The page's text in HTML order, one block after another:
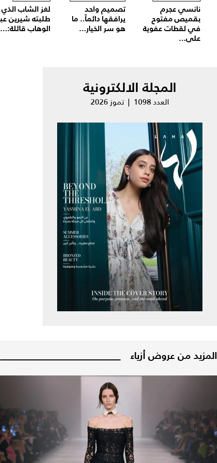
نانسي عجرم
بقميص مفتوح
في لقطات عفوية
على...
تصميم واحد
يرافقها دائماً.. ما
هو سر الخيار...
لغز الشاب الذي
طلبته شيرين
الوهاب قائلة:...
المجلة الالكترونية
العدد 1098 | تموز 2026
المزيد من عروض أزياء